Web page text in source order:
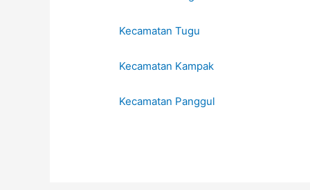
Kecamatan Tugu
Kecamatan Kampak
Kecamatan Panggul